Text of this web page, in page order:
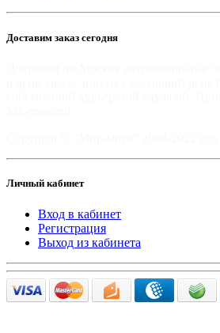
Доставим заказ сегодня
Личный кабинет
Вход в кабинет
Регистрация
Выход из кабинета